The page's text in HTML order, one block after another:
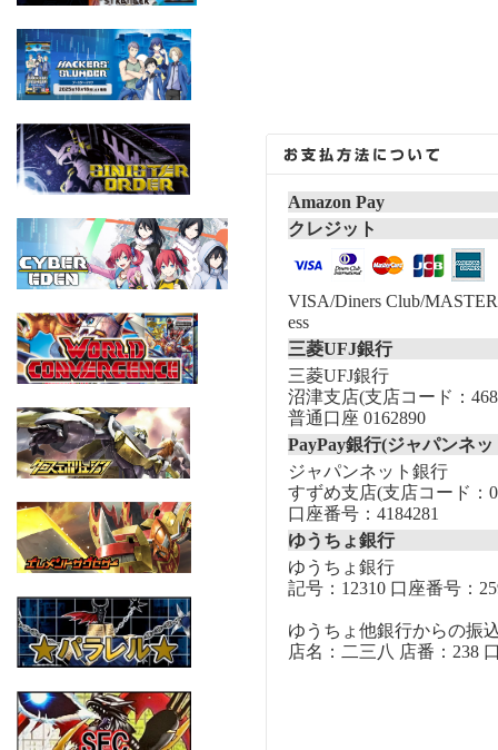
Amazon Pay
クレジット
VISA/Diners Club/
ess
三菱UFJ銀行
三菱UFJ銀行
沼津支店(支店コード：
普通口座 0162890
PayPay銀行(ジャパンネ
ジャパンネット銀行
すずめ支店(支店コード：
口座番号：4184281
ゆうちょ銀行
ゆうちょ銀行
記号：12310 口座番号：
ゆうちょ他銀行からの振
店名：二三八 店番：238